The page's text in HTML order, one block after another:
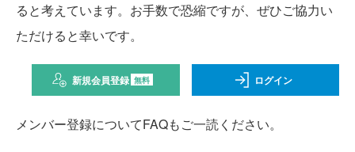
ると考えています。お手数で恐縮ですが、ぜひご協力い
ただけると幸いです。
新規会員登録 無料 ログイン
メンバー登録についてFAQもご一読ください。